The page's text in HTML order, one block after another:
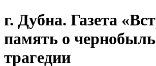
г. Дубна. Газета
память о
трагедии